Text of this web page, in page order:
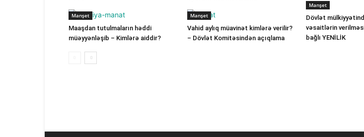
Manşet
Maaşdan tutulmaların həddi
müəyyənləşib – Kimlərə aiddir?
Manşet
Vahid aylıq müavinət kimlərə verilir?
– Dövlət Komitəsindən açıqlama
Manşet
Dövlət
vəsaitlərin
bağlı YENİLİK